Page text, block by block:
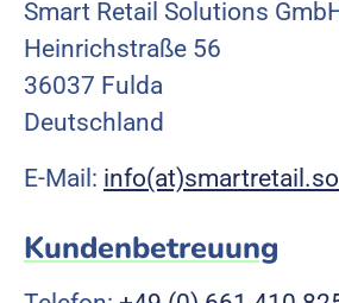
Smart Retail Solutions
Heinrichstraße 56
36037 Fulda
Deutschland
E-Mail:
Kundenbetreuung